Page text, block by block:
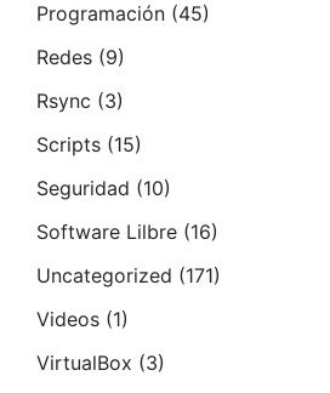
Programación (45)
Redes (9)
Rsync (3)
Scripts (15)
Seguridad (10)
Software Lilbre (16)
Uncategorized (171)
Videos (1)
VirtualBox (3)